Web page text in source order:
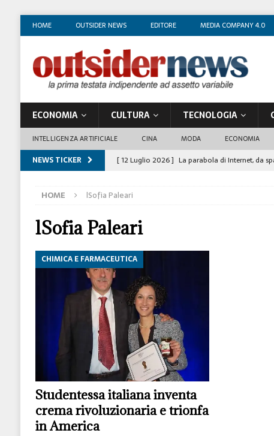
HOME OUTSIDER NEWS EDITORE MEDIA COMPANY 4.0
ECONOMIA CULTURA TECNOLOGIA
INTELLIGENZA ARTIFICIALE CINA MODA ECONOMIA
NEWS TICKER [ 12 Luglio 2026 ] La parabola di Internet, da
[ 4 Luglio 2026 ]
[ 1 Luglio 2026 ]
Fabio Di Venosa:
ECONOMIA
[ 14 Giugno 2026 ]
HI-TECH
[ 7 Febbraio 2020 ]
Nato con l’Austria-
viveva nel futuro
ARTE
HOME lSofia Paleari
lSofia Paleari
CHIMICA E FARMACEUTICA
Studentessa italiana inventa
crema rivoluzionaria e trionfa
in America